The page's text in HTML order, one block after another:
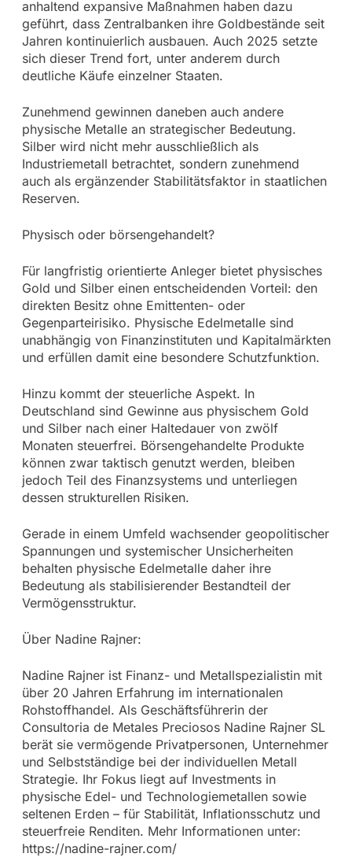
anhaltend expansive Maßnahmen haben dazu
geführt, dass Zentralbanken ihre Goldbestände seit
Jahren kontinuierlich ausbauen. Auch 2025 setzte
sich dieser Trend fort, unter anderem durch
deutliche Käufe einzelner Staaten.
Zunehmend gewinnen daneben auch andere
physische Metalle an strategischer Bedeutung.
Silber wird nicht mehr ausschließlich als
Industriemetall betrachtet, sondern zunehmend
auch als ergänzender Stabilitätsfaktor in staatlichen
Reserven.
Physisch oder börsengehandelt?
Für langfristig orientierte Anleger bietet physisches
Gold und Silber einen entscheidenden Vorteil: den
direkten Besitz ohne Emittenten- oder
Gegenparteirisiko. Physische Edelmetalle sind
unabhängig von Finanzinstituten und Kapitalmärkten
und erfüllen damit eine besondere Schutzfunktion.
Hinzu kommt der steuerliche Aspekt. In
Deutschland sind Gewinne aus physischem Gold
und Silber nach einer Haltedauer von zwölf
Monaten steuerfrei. Börsengehandelte Produkte
können zwar taktisch genutzt werden, bleiben
jedoch Teil des Finanzsystems und unterliegen
dessen strukturellen Risiken.
Gerade in einem Umfeld wachsender geopolitischer
Spannungen und systemischer Unsicherheiten
behalten physische Edelmetalle daher ihre
Bedeutung als stabilisierender Bestandteil der
Vermögensstruktur.
Über Nadine Rajner:
Nadine Rajner ist Finanz- und Metallspezialistin mit
über 20 Jahren Erfahrung im internationalen
Rohstoffhandel. Als Geschäftsführerin der
Consultoria de Metales Preciosos Nadine Rajner SL
berät sie vermögende Privatpersonen, Unternehmer
und Selbstständige bei der individuellen Metall
Strategie. Ihr Fokus liegt auf Investments in
physische Edel- und Technologiemetallen sowie
seltenen Erden – für Stabilität, Inflationsschutz und
steuerfreie Renditen. Mehr Informationen unter:
https://nadine-rajner.com/